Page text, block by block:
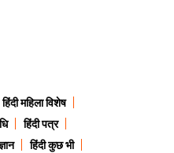
हिंदी महिला विशेष
हिंदी पत्र
हिंदी कुछ भी